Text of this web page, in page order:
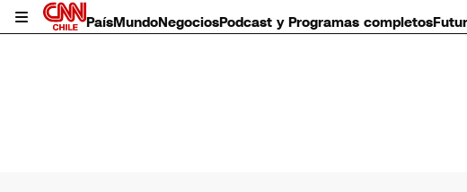
PaísMundoNegociosPodcast y Programas completos